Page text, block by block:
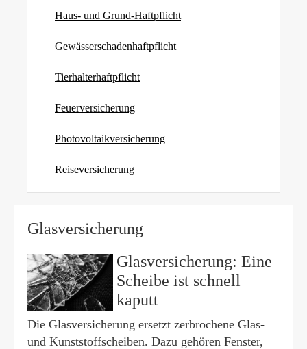
Haus- und Grund-Haft­pflicht
Gewässerschadenhaftpflicht
Tierhalterhaftpflicht
Feuerversicherung
Photo­voltaik­ver­si­che­rung
Reiseversicherung
Glasversicherung
Glasversicherung: Eine
Scheibe ist schnell
kaputt
Die Glasversicherung ersetzt zerbrochene Glas-
und Kunststoffscheiben. Dazu gehören Fenster,